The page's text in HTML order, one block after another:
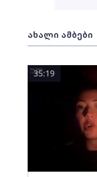
ახალი ამბები
35:19